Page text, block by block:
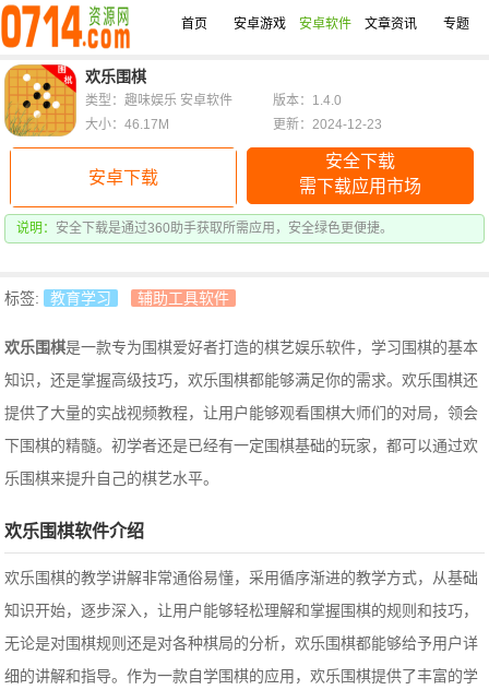
首页 安卓游戏 安卓软件 文章资讯 专题
欢乐围棋
安卓下载
安全下载
需下载应用市场
说明： 安全下载是通过360助手获取所需应用，安全绿色更便捷。
类型：趣味娱乐 安卓软件
版本：1.4.0
大小：46.17M
更新：2024-12-23
标签: 教育学习 辅助工具软件
欢乐围棋是一款专为围棋爱好者打造的棋艺娱乐软件，学习围棋的基本
知识，还是掌握高级技巧，欢乐围棋都能够满足你的需求。欢乐围棋还
提供了大量的实战视频教程，让用户能够观看围棋大师们的对局，领会
下围棋的精髓。初学者还是已经有一定围棋基础的玩家，都可以通过欢
乐围棋来提升自己的棋艺水平。
欢乐围棋软件介绍
欢乐围棋的教学讲解非常通俗易懂，采用循序渐进的教学方式，从基础
知识开始，逐步深入，让用户能够轻松理解和掌握围棋的规则和技巧，
无论是对围棋规则还是对各种棋局的分析，欢乐围棋都能够给予用户详
细的讲解和指导。作为一款自学围棋的应用，欢乐围棋提供了丰富的学